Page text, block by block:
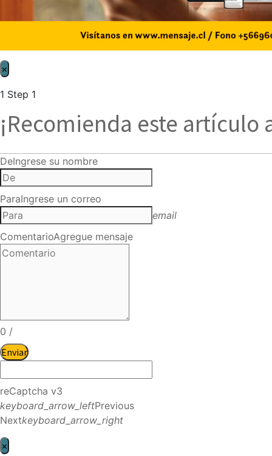
×
1 Step 1
¡Recomienda este artículo
DeIngrese su nombre
ParaIngrese un correo
email
ComentarioAgregue mensaje
0 /
Enviar
reCaptcha v3
keyboard_arrow_leftPrevious
Nextkeyboard_arrow_right
×